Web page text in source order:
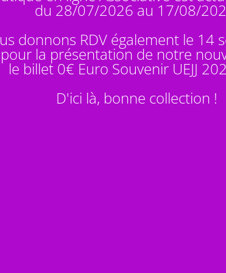
du 28/07/2026 au 17/08/
donnons RDV également le 14
pour la présentation de notre
le billet 0€ Euro Souvenir UEJJ
D'ici là, bonne collection !